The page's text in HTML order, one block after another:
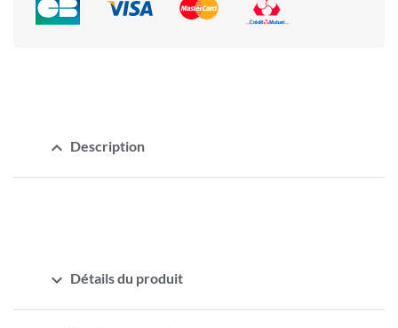
expand_less Description
expand_more Détails du produit